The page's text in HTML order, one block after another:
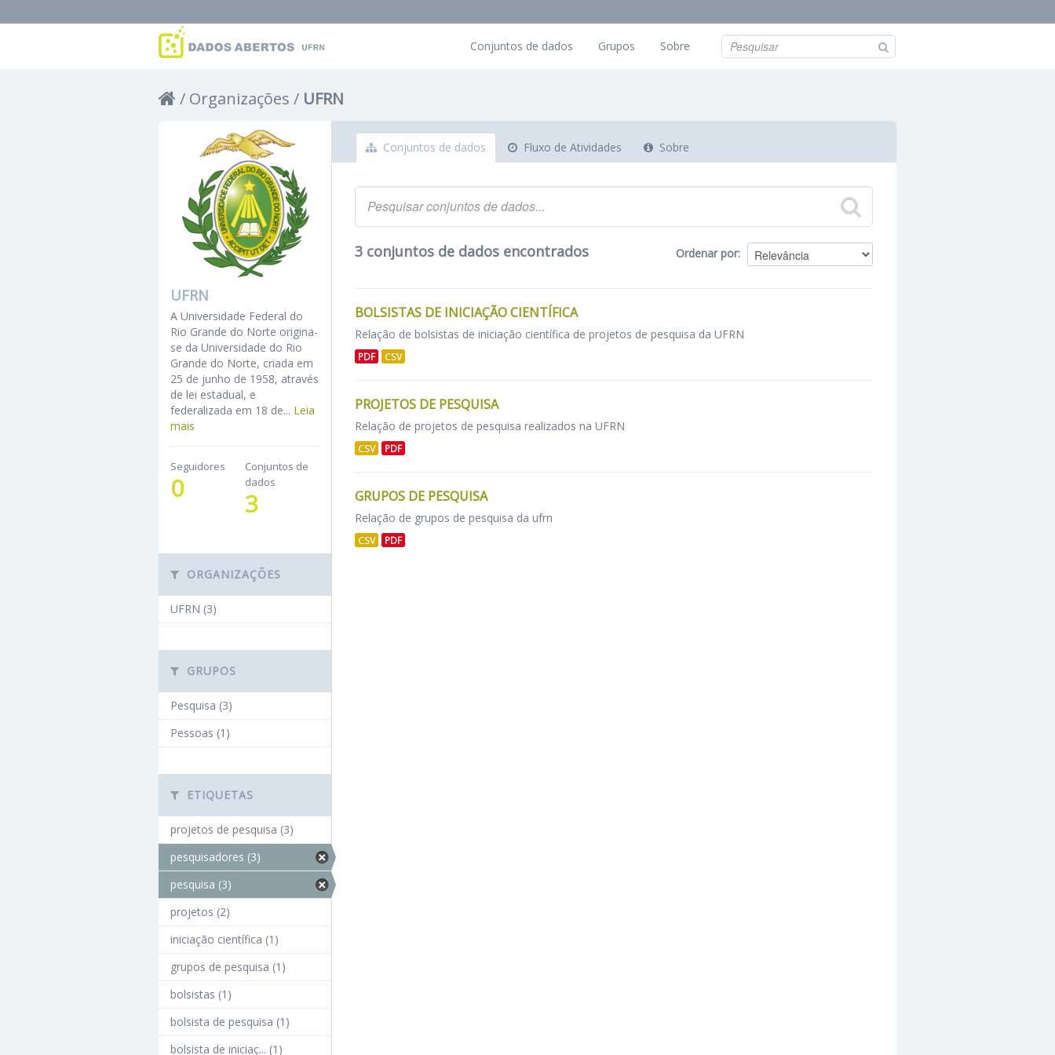
Conjuntos de dados Grupos Sobre
Organizações UFRN
Conjuntos de dados Fluxo de Atividades Sobre
Ordenar por
3 conjuntos de dados encontrados
BOLSISTAS DE INICIAÇÃO CIENTÍFICA
Relação de bolsistas de iniciação científica de projetos de pesquisa da UFRN
PDF CSV
PROJETOS DE PESQUISA
Relação de projetos de pesquisa realizados na UFRN
CSV PDF
GRUPOS DE PESQUISA
Relação de grupos de pesquisa da ufrn
CSV PDF
UFRN
A Universidade Federal do
Rio Grande do Norte origina-
se da Universidade do Rio
Grande do Norte, criada em
25 de junho de 1958, através
de lei estadual, e
federalizada em 18 de... Leia
mais
Seguidores
0
Conjuntos de
dados
3
ORGANIZAÇÕES
UFRN (3)
GRUPOS
Pesquisa (3)
Pessoas (1)
ETIQUETAS
projetos de pesquisa (3)
pesquisadores (3)
pesquisa (3)
projetos (2)
iniciação científica (1)
grupos de pesquisa (1)
bolsistas (1)
bolsista de pesquisa (1)
bolsista de iniciaç... (1)